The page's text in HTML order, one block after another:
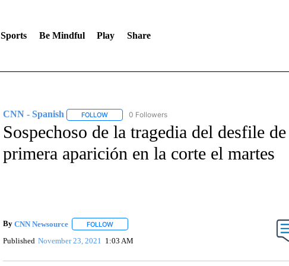
Sports Be Mindful Play Share
CNN - Spanish FOLLOWFOLLOW "CNN - SPANISH" TO RECEIVE NOTIFICATIONS
0 Followers
Sospechoso de la tragedia del desfile
primera aparición en la corte el martes
By CNN Newsource FOLLOWFOLLOW "" TO RECEIVE NOTIFICATIONS ABOUT NEW
Published November 23, 2021 1:03 AM